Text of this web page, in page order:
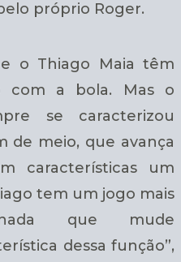
próprio Roger.
o Thiago Maia têm
com a bola. Mas o
se caracterizou
de meio, que avança
características um
tem um jogo mais
que mude
dessa função”,